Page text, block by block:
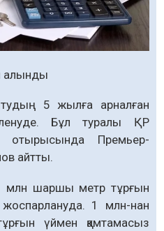
алынды
5 жылға арналған
Бұл туралы ҚР
отырысында Премьер-
айтты.
млн шаршы метр тұрғын
1 млн-нан
үймен қамтамасыз